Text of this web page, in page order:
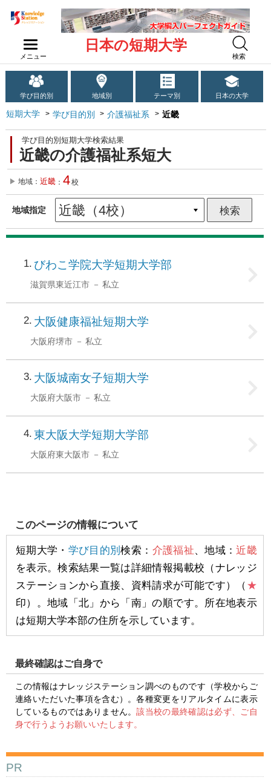
メニュー
日本の短期大学
検索
学び目的別 地域別 テーマ別 日本の大学
短期大学 学び目的別 介護福祉系 近畿
学び目的別短期大学検索結果
近畿の介護福祉系短大
地域： 近畿 ： 4校
地域指定
1 びわこ学院大学短期大学部
滋賀県東近江市 私立
2 大阪健康福祉短期大学
大阪府堺市 私立
3 大阪城南女子短期大学
大阪府大阪市 私立
4 東大阪大学短期大学部
大阪府東大阪市 私立
このページの情報について
短期大学・ 学び目的別検索： 介護福祉、地域：近畿
を表示。検索結果一覧は詳細情報掲載校（ナレッジ
ステーションから直接、資料請求が可能です）（ ★
印）。地域「北」から「南」の順です。所在地表示
は短期大学本部の住所を示しています。
最終確認はご自身で
この情報はナレッジステーション調べのものです（学校からご
連絡いただいた事項を含む）。各種変更をリアルタイムに表示
しているものではありません。該当校の最終確認は必ず、ご自
身で行うようお願いいたします。
PR